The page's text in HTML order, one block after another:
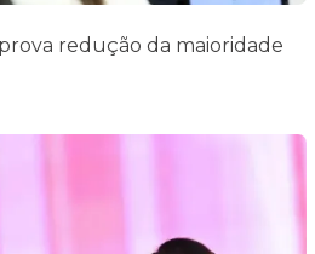
redução da maioridade